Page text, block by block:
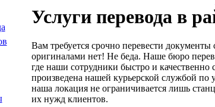
Услуги перевода в
Вам требуется срочно перевести
оригиналами нет! Не беда. Наше бюро
где наши сотрудники быстро и качественно
произведена нашей курьерской службой по
наша локация не ограничивается лишь
их нужд клиентов.